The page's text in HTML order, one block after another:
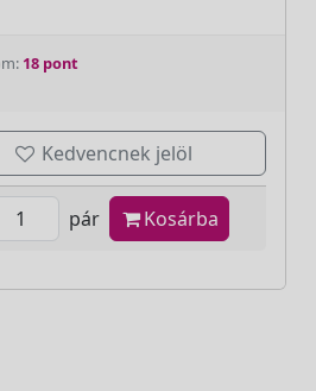
18 pont
Kedvencnek jelöl
pár Kosárba